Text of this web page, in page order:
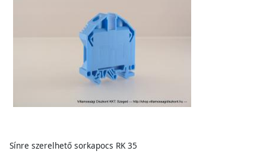
Sínre szerelhető sorkapocs RK 35